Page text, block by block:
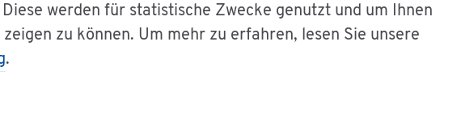
werden für statistische Zwecke genutzt und um Ihnen
zu können. Um mehr zu erfahren, lesen Sie unsere
.
Dienst­leis­tun­gen A-Z
be­frei­en las­sen